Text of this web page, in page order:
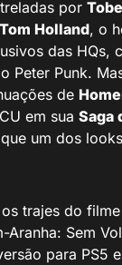
por
Tom Holland, o
das HQs,
Peter Punk.
de
em sua Saga
um dos
trajes do
Sem
para PS5